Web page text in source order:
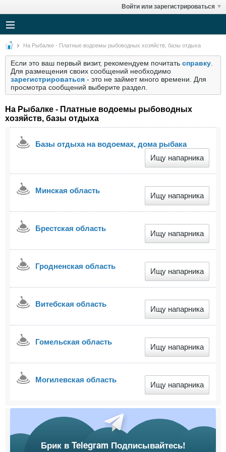
Войти или зарегистрироваться
На Рыбалке - Платные водоемы рыбоводных хозяйств, базы отдыха
Если это ваш первый визит, рекомендуем почитать справку
Для размещения своих сообщений необходимо
зарегистрироваться - это не займет много времени. Для
просмотра сообщений выберите раздел.
На Рыбалке - Платные водоемы рыбоводных
хозяйств, базы отдыха
Базы отдыха на водоемах, дома рыбака
Ищу напарника
Минская область
Ищу напарника
Брестская область
Ищу напарника
Гродненская область
Ищу напарника
Витебская область
Ищу напарника
Гомельская область
Ищу напарника
Могилевская область
Ищу напарника
Брик в Telegram Подписывайтесь!